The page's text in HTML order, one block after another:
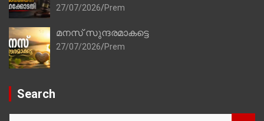
27/07/2026 Prem
മനസ് സുന്ദരമാകട്ടെ
27/07/2026 Prem
Search